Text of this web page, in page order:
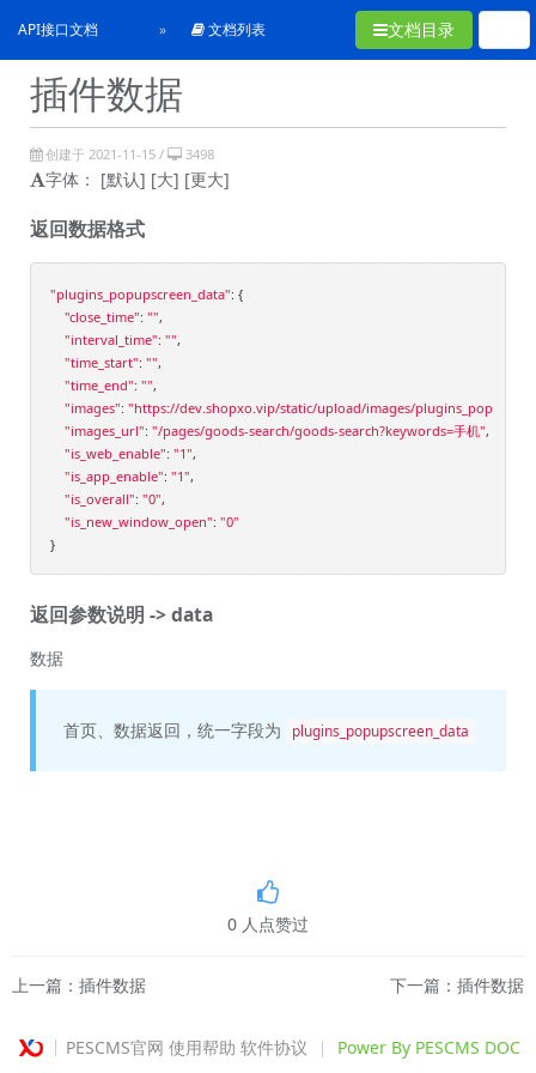
API接口文档 文档列表 文档目录
插件数据
创建于 2021-11-15 / 3498
字体： [默认] [大] [更大]
返回数据格式
"plugins_popupscreen_data": {
"close_time": "",
"interval_time": "",
"time_start": "",
"time_end": "",
"images": "https://dev.shopxo.vip/static/upload/images/
"images_url": "/pages/goods-search/goods-search?keywords=手机",
"is_web_enable": "1",
"is_app_enable": "1",
"is_overall": "0",
"is_new_window_open": "0"
}
返回参数说明 -> data
数据
首页、数据返回，统一字段为 plugins_popupscreen_data
0 人点赞过
上一篇：插件数据 下一篇：插件数据
PESCMS官网 使用帮助 软件协议 Power By PESCMS DOC